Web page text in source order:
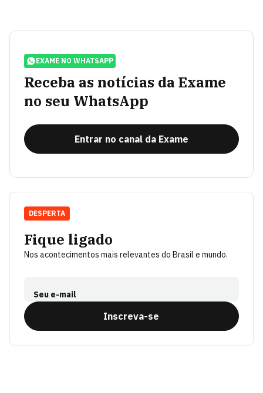
EXAME NO WHATSAPP
Receba as notícias da Exame
no seu WhatsApp
Entrar no canal da Exame
Fique ligado
Nos acontecimentos mais relevantes do Brasil e mundo.
Seu e-mail
Inscreva-se
DESPERTA